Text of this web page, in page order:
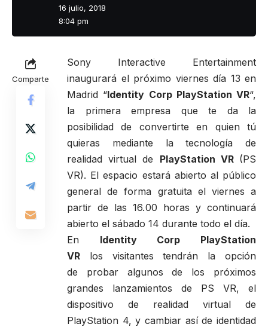
16 julio, 2018
8:04 pm
Comparte
Sony Interactive Entertainment
inaugurará el próximo viernes día 13 en
Madrid “Identity Corp PlayStation VR“,
la primera empresa que te da la
posibilidad de convertirte en quien tú
quieras mediante la tecnología de
realidad virtual de PlayStation VR (PS
VR). El espacio estará abierto al público
general de forma gratuita el viernes a
partir de las 16.00 horas y continuará
abierto el sábado 14 durante todo el día.
En Identity Corp PlayStation
VR los visitantes tendrán la opción
de probar algunos de los próximos
grandes lanzamientos de PS VR, el
dispositivo de realidad virtual de
PlayStation 4, y cambiar así de identidad